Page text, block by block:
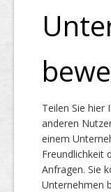
Top
Über uns
Teilen Sie hier
anderen
einem
Freundlichkeit
Anfragen. Sie
Unternehmen